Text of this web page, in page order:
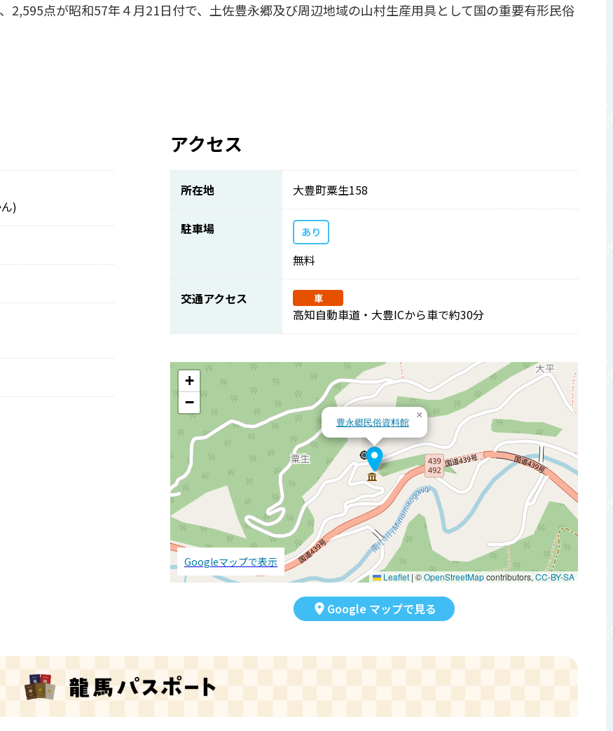
2,595点が昭和57年４月21日付で、土佐豊永郷及び周辺地域の山村生産用具として国の重要有形民俗
)
アクセス
所在地 大豊町粟生158
駐車場 あり
無料
交通アクセス 車
高知自動車道・大豊ICから車で約30分
豊永郷民俗資料館
×
+
−
Leaflet | ©OpenStreetMapcontributors, CC-BY-SA
Googleマップで表示
Google マップで見る